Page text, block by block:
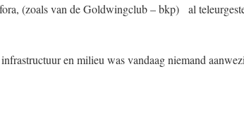
(zoals van de Goldwingclub – bkp) al
en milieu was vandaag niemand